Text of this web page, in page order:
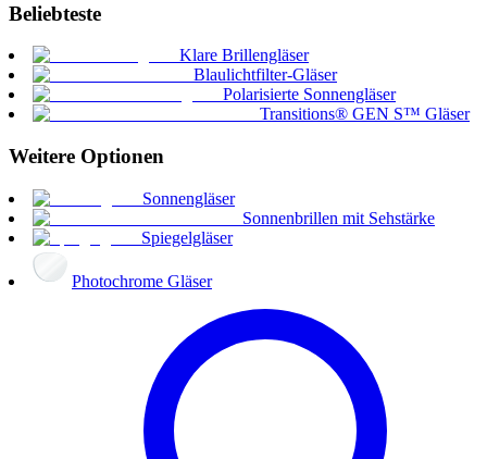
Beliebteste
Klare Brillengläser
Blaulichtfilter-Gläser
Polarisierte Sonnengläser
Transitions® GEN S™ Gläser
Weitere Optionen
Sonnengläser
Sonnenbrillen mit Sehstärke
Spiegelgläser
Photochrome Gläser